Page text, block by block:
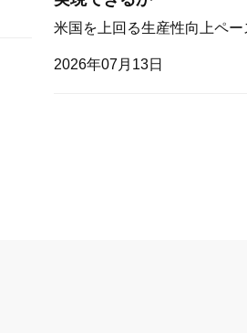
米国を上回る生産性向上ペ
2026年07月13日